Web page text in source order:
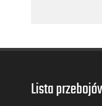
If I could, I would, I
Lista